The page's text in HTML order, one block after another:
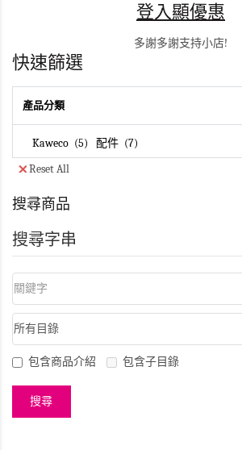
登入顯優惠
多謝多謝支持小店!
快速篩選
產品分類
Kaweco 5 配件
7
Reset All
搜尋商品
搜尋字串
包含商品介紹 包含子目錄